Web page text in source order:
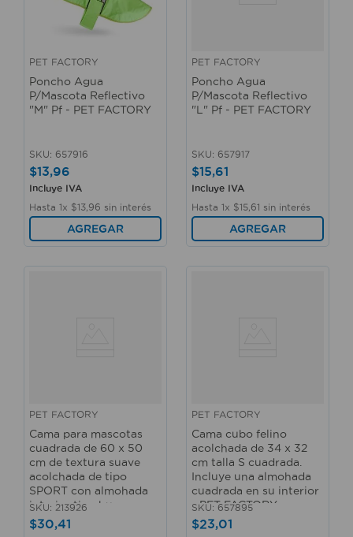
PET FACTORY
Poncho Agua
P/Mascota Reflectivo
"M" Pf - PET FACTORY
SKU: 657916
$13,96
Incluye IVA
Hasta 1x $13 96 sin interés
AGREGAR
PET FACTORY
Poncho Agua
P/Mascota Reflectivo
"L" Pf - PET FACTORY
SKU: 657917
$15,61
Incluye IVA
Hasta 1x $15 61 sin interés
AGREGAR
PET FACTORY
Cama para mascotas
cuadrada de 60 x 50
cm de textura suave
acolchada de tipo
SPORT con almohada
interior tipo hueso -
PET FACTORY
SKU: 213926
$30,41
PET FACTORY
Cama cubo felino
acolchada de 34 x 32
cm talla S cuadrada.
Incluye una almohada
cuadrada en su interior
- PET FACTORY
SKU: 657895
$23,01